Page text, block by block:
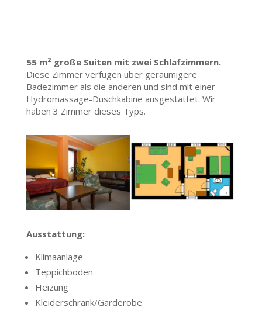
55 m² große Suiten mit zwei Schlafzimmern.
Diese Zimmer verfügen über geräumigere
Badezimmer als die anderen und sind mit einer
Hydromassage-Duschkabine ausgestattet. Wir
haben 3 Zimmer dieses Typs.
Ausstattung:
Klimaanlage
Teppichboden
Heizung
Kleiderschrank/Garderobe